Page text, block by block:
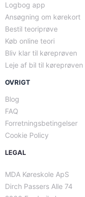
Logbog app
Ansøgning om kørekort
Bestil teoriprøve
Køb online teori
Bliv klar til køreprøven
Leje af bil til køreprøven
OVRIGT
Blog
FAQ
Forretningsbetingelser
Cookie Policy
LEGAL
MDA Køreskole ApS
Dirch Passers Alle 74